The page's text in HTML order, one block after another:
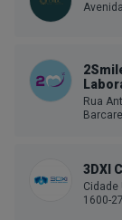
Rua
3DXI
Cidade
1600-